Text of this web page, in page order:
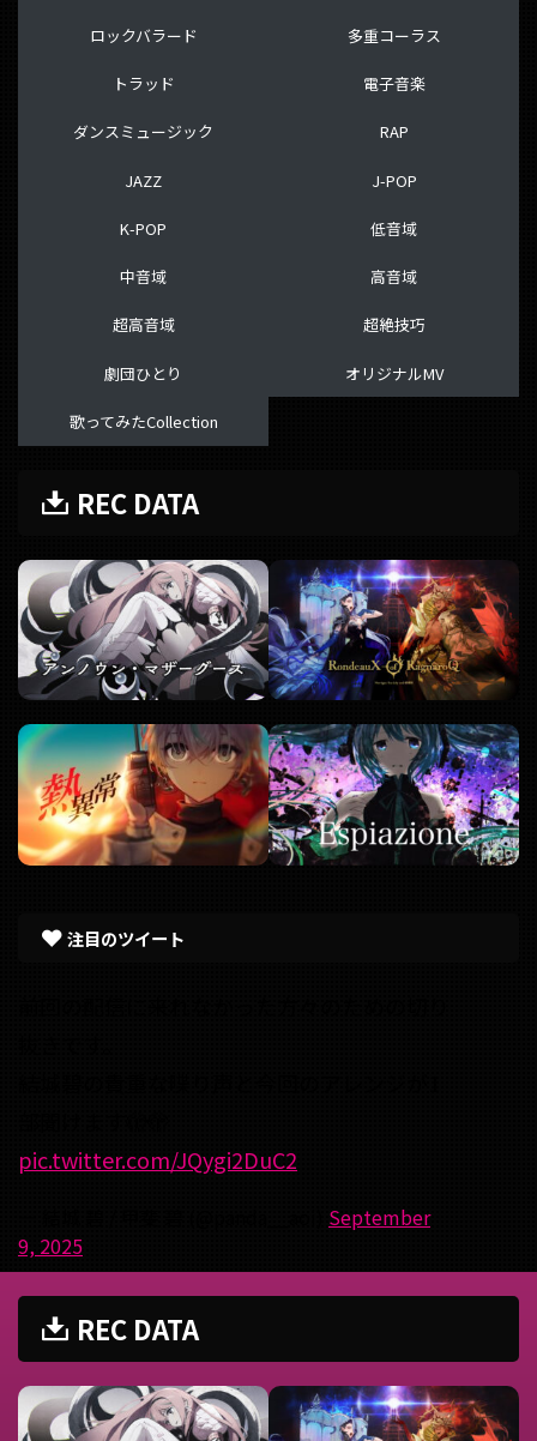
ロックバラード
トラッド
ダンスミュージック
JAZZ
K-POP
中音域
超高音域
劇団ひとり
歌ってみたCollection
多重コーラス
電子音楽
RAP
J-POP
低音域
高音域
超絶技巧
オリジナルMV
REC DATA
注目のツイート
pic.twitter.com/JQygi2DuC2
September
9, 2025
REC DATA